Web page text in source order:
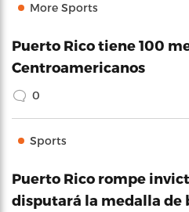
More Sports
Puerto Rico tiene 100
Centroamericanos
0
Sports
Puerto Rico rompe
disputará la medalla de